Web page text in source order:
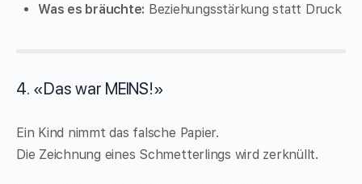
Was es bräuchte: Beziehungsstärkung statt Druck
4. «Das war MEINS!»
Ein Kind nimmt das falsche Papier.
Die Zeichnung eines Schmetterlings wird zerknüllt.